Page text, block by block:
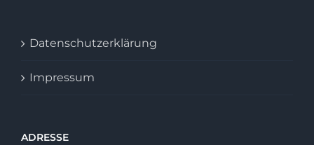
Datenschutzerklärung
Impressum
ADRESSE